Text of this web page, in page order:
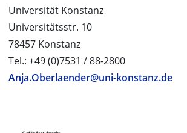
Universität Konstanz
Universitätsstr. 10
78457 Konstanz
Tel.: +49 (0)7531 / 88-2800
Anja.Oberlaender@uni-konstanz.de